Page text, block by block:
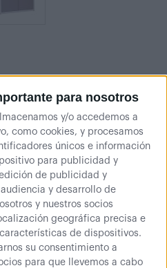
para nosotros
y/o accedemos a
como cookies, y procesamos
únicos e información
para publicidad y
de publicidad y
y desarrollo de
y nuestros socios
geográfica precisa e
de dispositivos.
su consentimiento a
para que llevemos a cabo
2
opiniones